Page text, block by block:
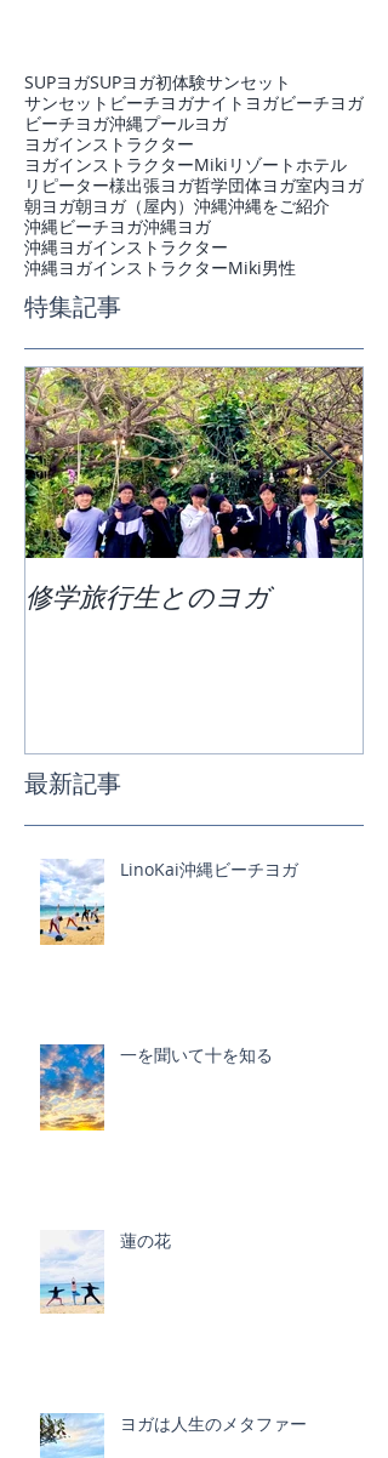
SUPヨガSUPヨガ初体験サンセット
サンセットビーチヨガナイトヨガビーチヨガ
ビーチヨガ沖縄プールヨガ
ヨガインストラクター
ヨガインストラクターMiki リゾートホテル
リピーター様出張ヨガ哲学団体ヨガ室内ヨガ
朝ヨガ朝ヨガ（屋内） 沖縄沖縄をご紹介
沖縄ビーチヨガ沖縄ヨガ
沖縄ヨガインストラクター
沖縄ヨガインストラクターMiki男性
特集記事
修学旅行生とのヨガ
最新記事
LinoKai沖縄ビーチヨガ
一を聞いて十を知る
蓮の花
ヨガは人生のメタファー